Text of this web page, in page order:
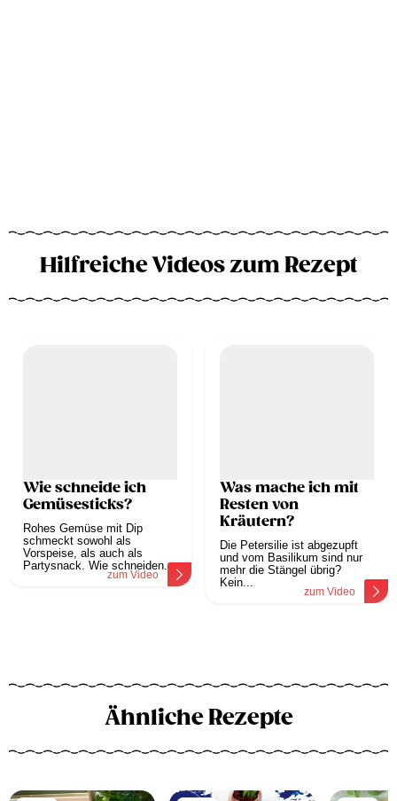
Hilfreiche Videos zum Rezept
Wie schneide ich
Gemüsesticks?
Rohes Gemüse mit Dip
schmeckt sowohl als
Vorspeise, als auch als
Partysnack. Wie schneiden...
zum Video
Was mache ich mit
Resten von
Kräutern?
Die Petersilie ist abgezupft
und vom Basilikum sind nur
mehr die Stängel übrig?
Kein...
zum Video
Ähnliche Rezepte